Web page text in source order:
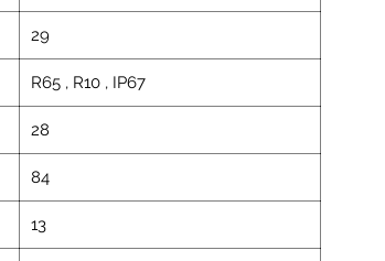
29
R65 , R10 , IP67
28
84
13